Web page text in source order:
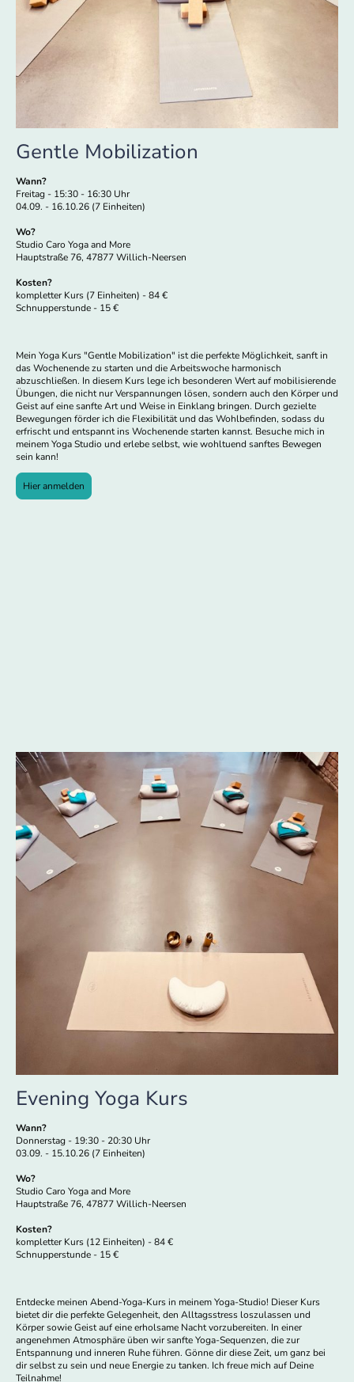
Gentle Mobilization
Wann?
Freitag - 15:30 - 16:30 Uhr
04.09. - 16.10.26 (7 Einheiten)
Wo?
Studio Caro Yoga and More
Hauptstraße 76, 47877 Willich-Neersen
Kosten?
kompletter Kurs (7 Einheiten) - 84 €
Schnupperstunde - 15 €
Mein Yoga Kurs "Gentle Mobilization" ist die perfekte Möglichkeit, sanft in
das Wochenende zu starten und die Arbeitswoche harmonisch
abzuschließen. In diesem Kurs lege ich besonderen Wert auf mobilisierende
Übungen, die nicht nur Verspannungen lösen, sondern auch den Körper und
Geist auf eine sanfte Art und Weise in Einklang bringen. Durch gezielte
Bewegungen förder ich die Flexibilität und das Wohlbefinden, sodass du
erfrischt und entspannt ins Wochenende starten kannst. Besuche mich in
meinem Yoga Studio und erlebe selbst, wie wohltuend sanftes Bewegen
sein kann!
Hier anmelden
Evening Yoga Kurs
Wann?
Donnerstag - 19:30 - 20:30 Uhr
03.09. - 15.10.26 (7 Einheiten)
Wo?
Studio Caro Yoga and More
Hauptstraße 76, 47877 Willich-Neersen
Kosten?
kompletter Kurs (12 Einheiten) - 84 €
Schnupperstunde - 15 €
Entdecke meinen Abend-Yoga-Kurs in meinem Yoga-Studio! Dieser Kurs
bietet dir die perfekte Gelegenheit, den Alltagsstress loszulassen und
Körper sowie Geist auf eine erholsame Nacht vorzubereiten. In einer
angenehmen Atmosphäre üben wir sanfte Yoga-Sequenzen, die zur
Entspannung und inneren Ruhe führen. Gönne dir diese Zeit, um ganz bei
dir selbst zu sein und neue Energie zu tanken. Ich freue mich auf Deine
Teilnahme!